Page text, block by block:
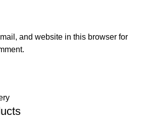
and website in this browser for